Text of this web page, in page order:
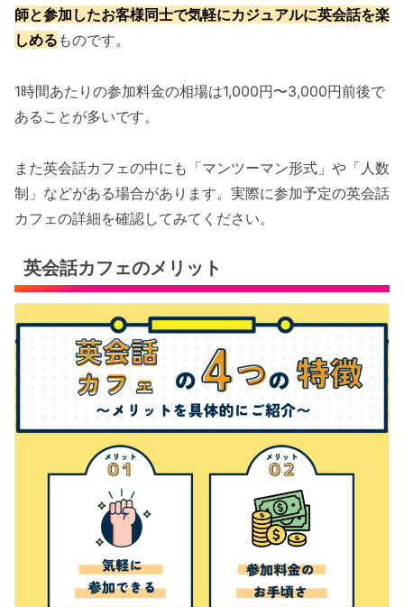
師と参加したお客様同士で気軽にカジュアルに英会話を楽
しめる ものです。
1時間あたりの参加料金の相場は1,000円〜3,000円前後で
あることが多いです。
また英会話カフェの中にも「マンツーマン形式」や「人数
制」などがある場合があります。実際に参加予定の英会話
カフェの詳細を確認してみてください。
英会話カフェのメリット